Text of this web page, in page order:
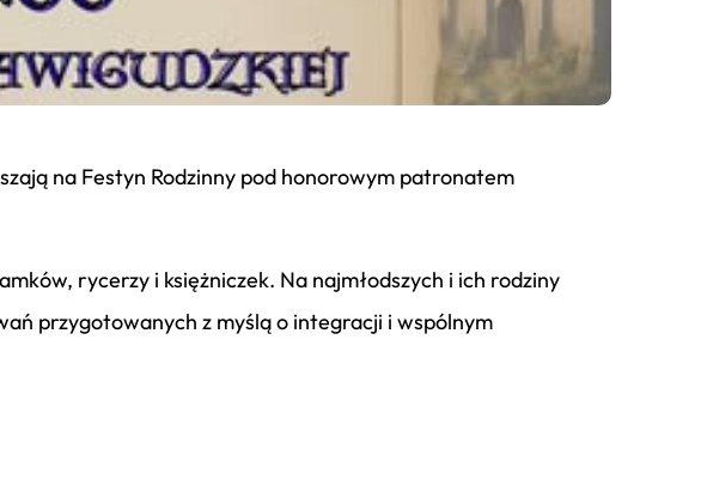
na Festyn Rodzinny pod honorowym patronatem
rycerzy i księżniczek. Na najmłodszych i ich rodziny
przygotowanych z myślą o integracji i wspólnym